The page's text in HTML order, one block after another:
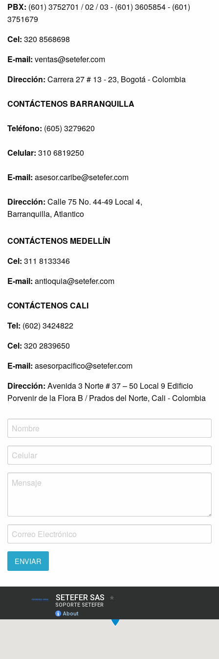
PBX: (601) 3752701 / 02 / 03 - (601) 3605854 - (601)
3751679
Cel: 320 8568698
E-mail: ventas@setefer.com
Dirección: Carrera 27 # 13 - 23, Bogotá - Colombia
CONTÁCTENOS BARRANQUILLA
Teléfono: (605) 3279620
Celular: 310 6819250
E-mail: asesor.caribe@setefer.com
Dirección: Calle 75 No. 44-49 Local 4,
Barranquilla, Atlantico
CONTÁCTENOS MEDELLÍN
Cel: 311 8133346
E-mail: antioquia@setefer.com
CONTÁCTENOS CALI
Tel: (602) 3424822
Cel: 320 2839650
E-mail: asesorpacifico@setefer.com
Dirección: Avenida 3 Norte # 37 – 50 Local 9 Edificio
Porvenir de la Flora B / Prados del Norte, Cali - Colombia